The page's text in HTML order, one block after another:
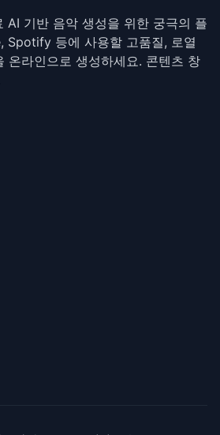
AI 기반 음악 생성을 위한 궁극의 플
Spotify 등에 사용할 고품질, 로열
온라인으로 생성하세요. 콘텐츠 창